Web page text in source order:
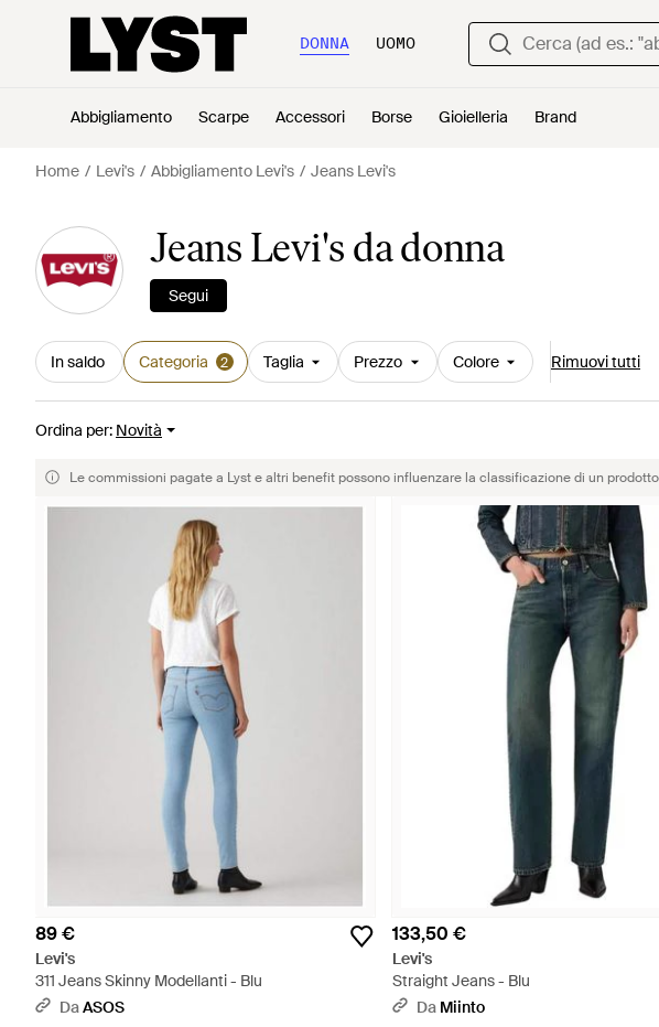
DONNA UOMO
Abbigliamento Scarpe Accessori Borse Gioielleria Brand
Home Levi's Abbigliamento Levi's Jeans Levi's
Jeans Levi's da donna
Segui
In saldo Categoria 2 Taglia Prezzo Colore Rimuovi tutti
Ordina per: Novità
Le commissioni pagate a Lyst e altri benefit possono influenzare la classificazione di un
89 €
Levi's
311 Jeans Skinny Modellanti - Blu
DaASOS
133,50 €
Levi's
Straight Jeans - Blu
Da Miinto